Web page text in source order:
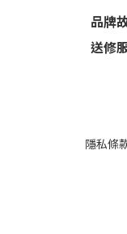
品牌
送修
隱私條